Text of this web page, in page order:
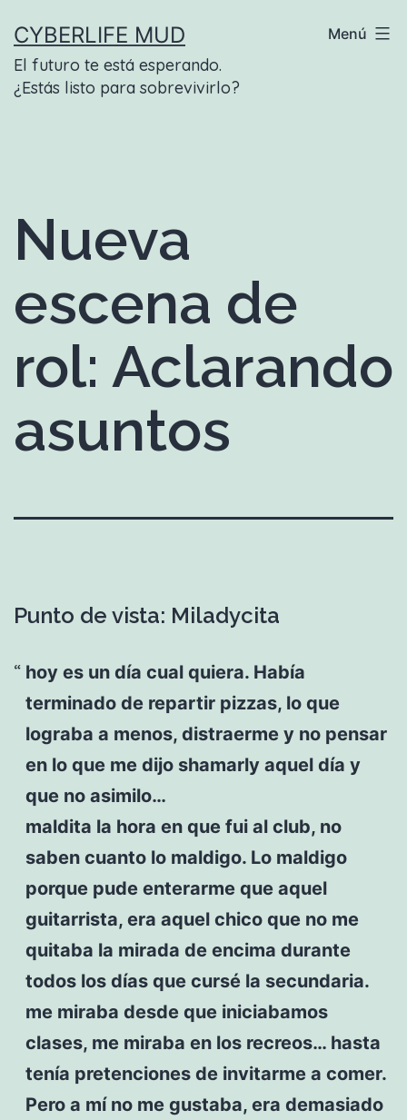
contenido
CYBERLIFE MUD
El futuro te está esperando.
¿Estás listo para sobrevivirlo?
Menú
Nueva
escena de
rol: Aclarando
asuntos
Punto de vista: Miladycita
hoy es un día cual quiera. Había
terminado de repartir pizzas, lo que
lograba a menos, distraerme y no pensar
en lo que me dijo shamarly aquel día y
que no asimilo…
maldita la hora en que fui al club, no
saben cuanto lo maldigo. Lo maldigo
porque pude enterarme que aquel
guitarrista, era aquel chico que no me
quitaba la mirada de encima durante
todos los días que cursé la secundaria.
me miraba desde que iniciabamos
clases, me miraba en los recreos… hasta
tenía pretenciones de invitarme a comer.
Pero a mí no me gustaba, era demasiado